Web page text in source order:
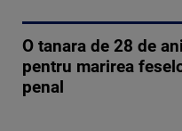
O tanara de 28 de
pentru marirea
penal